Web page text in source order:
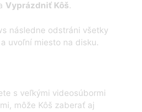
Vyprázdniť Kôš.
následne odstráni všetky
uvoľní miesto na disku.
s veľkými videosúbormi
môže Kôš zaberať aj